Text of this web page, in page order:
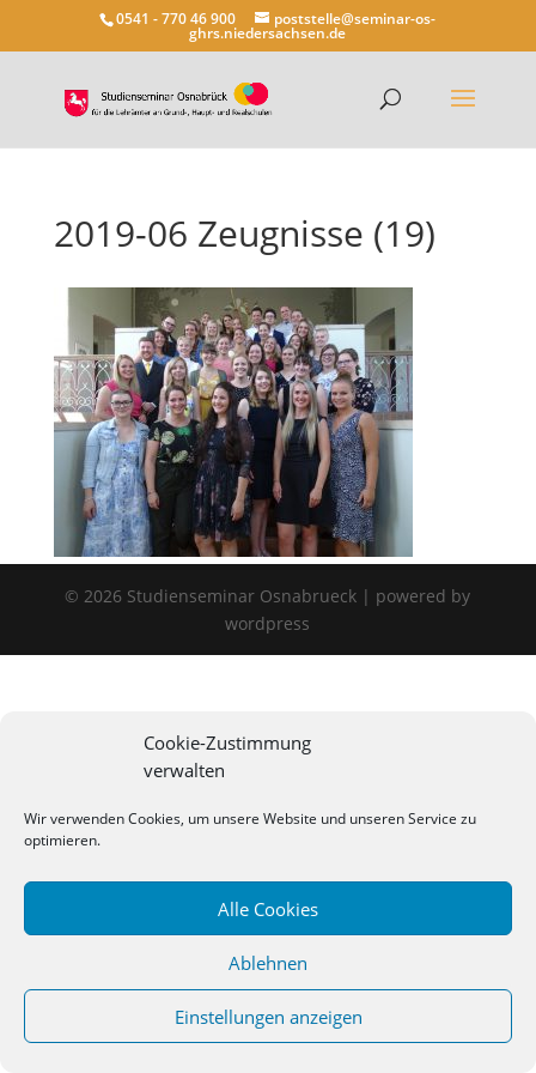
Cookie-Zustimmung
verwalten
Wir verwenden Cookies, um unsere Website und unseren Service zu
optimieren.
Alle Cookies
Ablehnen
Einstellungen anzeigen
0541 - 770 46 900 poststelle@seminar-os-
ghrs.niedersachsen.de
2019-06 Zeugnisse (19)
© 2026 Studienseminar Osnabrueck | powered by
wordpress